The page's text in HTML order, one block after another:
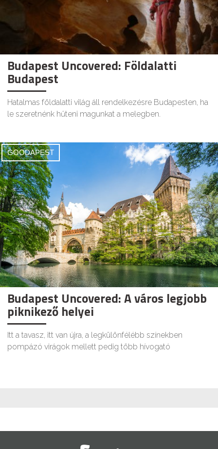
Budapest Uncovered: Földalatti
Budapest
Hatalmas földalatti világ áll rendelkezésre Budapesten, ha
le szeretnénk hűteni magunkat a melegben.
GOODAPEST
Budapest Uncovered: A város legjobb
piknikező helyei
Itt a tavasz, itt van újra, a legkülönfélébb színekben
pompázó virágok mellett pedig több hívogató